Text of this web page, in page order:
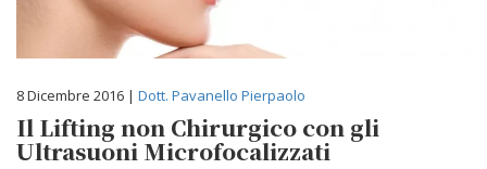
8 Dicembre 2016 | Dott. Pavanello Pierpaolo
Il Lifting non Chirurgico con gli
Ultrasuoni Microfocalizzati